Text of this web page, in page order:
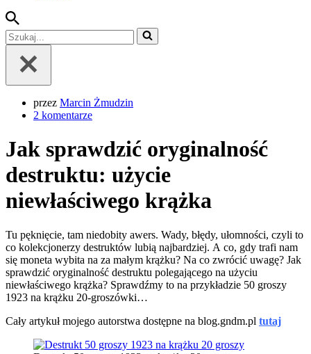
Szukaj...
przez Marcin Żmudzin
2 komentarze
Jak sprawdzić oryginalność
destruktu: użycie
niewłaściwego krążka
Tu pęknięcie, tam niedobity awers. Wady, błędy, ułomności, czyli to
co kolekcjonerzy destruktów lubią najbardziej. A co, gdy trafi nam
się moneta wybita na za małym krążku? Na co zwrócić uwagę? Jak
sprawdzić oryginalność destruktu polegającego na użyciu
niewłaściwego krążka? Sprawdźmy to na przykładzie 50 groszy
1923 na krążku 20-groszówki…
Cały artykuł mojego autorstwa dostępne na blog.gndm.pl tutaj